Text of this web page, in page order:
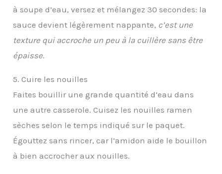
à soupe d’eau, versez et mélangez 30 secondes: la
sauce devient légèrement nappante, c’est une
texture qui accroche un peu à la cuillère sans être
épaisse.
5. Cuire les nouilles
Faites bouillir une grande quantité d’eau dans
une autre casserole. Cuisez les nouilles ramen
sèches selon le temps indiqué sur le paquet.
Égouttez sans rincer, car l’amidon aide le bouillon
à bien accrocher aux nouilles.